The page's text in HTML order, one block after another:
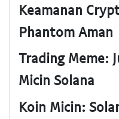
Keamanan
Phantom Aman
Trading Meme:
Micin Solana
Koin Micin: